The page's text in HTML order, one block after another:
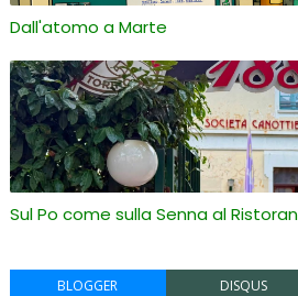
Dall'atomo a Marte
Sul Po come sulla Senna al
BLOGGER DISQUS